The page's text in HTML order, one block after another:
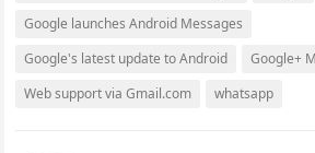
Google launches Android Messages
Google's latest update to Android
Google+
Web support via Gmail.com
whatsapp